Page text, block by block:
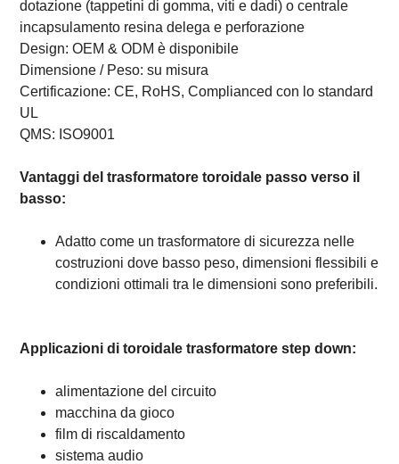
dotazione (tappetini di gomma, viti e dadi) o centrale
incapsulamento resina delega e perforazione
Design: OEM & ODM è disponibile
Dimensione / Peso: su misura
Certificazione: CE, RoHS, Complianced con lo standard
UL
QMS: ISO9001
Vantaggi del trasformatore toroidale passo verso il
basso:
Adatto come un trasformatore di sicurezza nelle
costruzioni dove basso peso, dimensioni flessibili e
condizioni ottimali tra le dimensioni sono preferibili.
Applicazioni di toroidale trasformatore step down:
alimentazione del circuito
macchina da gioco
film di riscaldamento
sistema audio